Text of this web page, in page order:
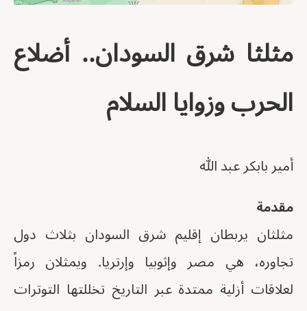
مثلثا شرق السودان.. أضلاع
الحرب وزوايا السلام
أمير بابكر عبد الله
مقدمة
مثلثان يربطان إقليم شرق السودان بثلاث دول
تجاوره، هي مصر وإثوبيا وإرتريا. ويمثلان رمزاً
لعلاقات أزلية ممتدة عبر التاريخ تخللتها التوترات